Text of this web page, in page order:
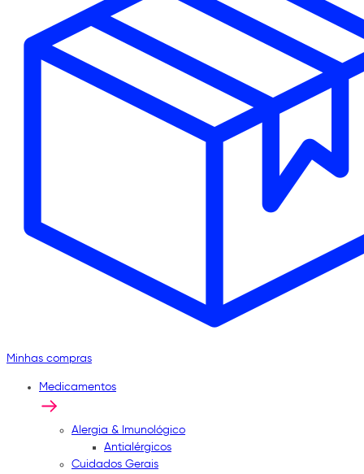
Minhas compras
Medicamentos
Alergia & Imunológico
Antialérgicos
Cuidados Gerais